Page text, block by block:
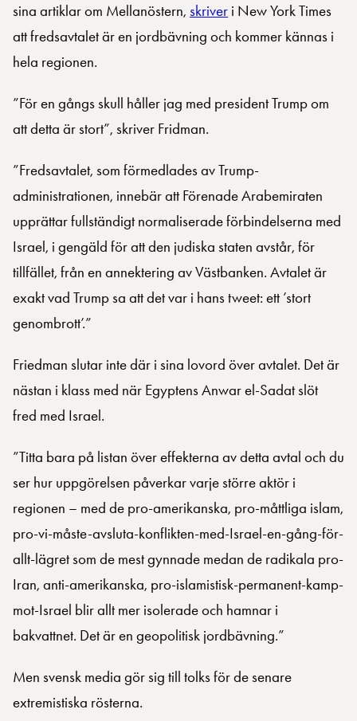
sina artiklar om Mellanöstern, skriver i New York Times
att fredsavtalet är en jordbävning och kommer kännas i
hela regionen.
”För en gångs skull håller jag med president Trump om
att detta är stort”, skriver Fridman.
”Fredsavtalet, som förmedlades av Trump-
administrationen, innebär att Förenade Arabemiraten
upprättar fullständigt normaliserade förbindelserna med
Israel, i gengäld för att den judiska staten avstår, för
tillfället, från en annektering av Västbanken. Avtalet är
exakt vad Trump sa att det var i hans tweet: ett ’stort
genombrott’.”
Friedman slutar inte där i sina lovord över avtalet. Det är
nästan i klass med när Egyptens Anwar el-Sadat slöt
fred med Israel.
”Titta bara på listan över effekterna av detta avtal och du
ser hur uppgörelsen påverkar varje större aktör i
regionen – med de pro-amerikanska, pro-måttliga islam,
pro-vi-måste-avsluta-konflikten-med-Israel-en-gång-för-
allt-lägret som de mest gynnade medan de radikala pro-
Iran, anti-amerikanska, pro-islamistisk-permanent-kamp-
mot-Israel blir allt mer isolerade och hamnar i
bakvattnet. Det är en geopolitisk jordbävning.”
Men svensk media gör sig till tolks för de senare
extremistiska rösterna.